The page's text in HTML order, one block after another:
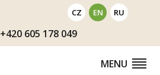
CZ EN RU
+420605 178 049
MENU